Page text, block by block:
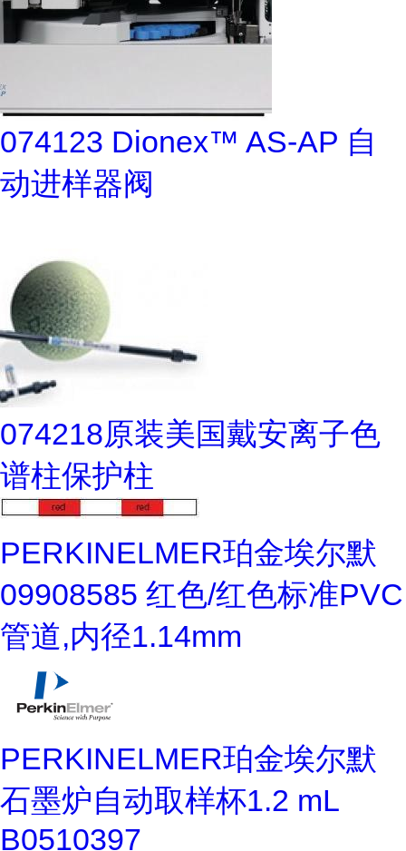
074123 Dionex™ AS-AP 自
动进样器阀
074218原装美国戴安离子色
谱柱保护柱
PERKINELMER珀金埃尔默
09908585 红色/红色标准PVC
管道,内径1.14mm
PERKINELMER珀金埃尔默
石墨炉自动取样杯1.2 mL
B0510397